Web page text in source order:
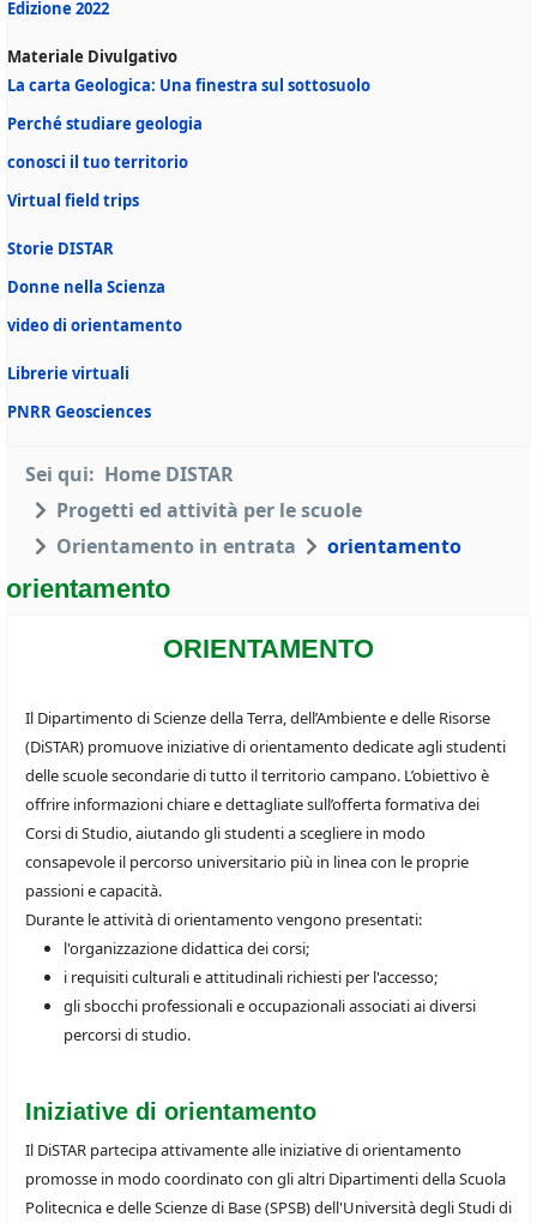
Edizione 2022
Materiale Divulgativo
La carta Geologica: Una finestra sul sottosuolo
Perché studiare geologia
conosci il tuo territorio
Virtual field trips
Storie DISTAR
Donne nella Scienza
video di orientamento
Librerie virtuali
PNRR Geosciences
Sei qui: Home DISTAR
Progetti ed attività per le scuole
Orientamento in entrata
orientamento
orientamento
ORIENTAMENTO
Il Dipartimento di Scienze della Terra, dell’Ambiente e delle Risorse
(DiSTAR) promuove iniziative di orientamento dedicate agli studenti
delle scuole secondarie di tutto il territorio campano. L’obiettivo è
offrire informazioni chiare e dettagliate sull’offerta formativa dei
Corsi di Studio, aiutando gli studenti a scegliere in modo
consapevole il percorso universitario più in linea con le proprie
passioni e capacità.
Durante le attività di orientamento vengono presentati:
l'organizzazione didattica dei corsi;
i requisiti culturali e attitudinali richiesti per l'accesso;
gli sbocchi professionali e occupazionali associati ai diversi
percorsi di studio.
Iniziative di orientamento
Il DiSTAR partecipa attivamente alle iniziative di orientamento
promosse in modo coordinato con gli altri Dipartimenti della Scuola
Politecnica e delle Scienze di Base (SPSB) dell'Università degli Studi di